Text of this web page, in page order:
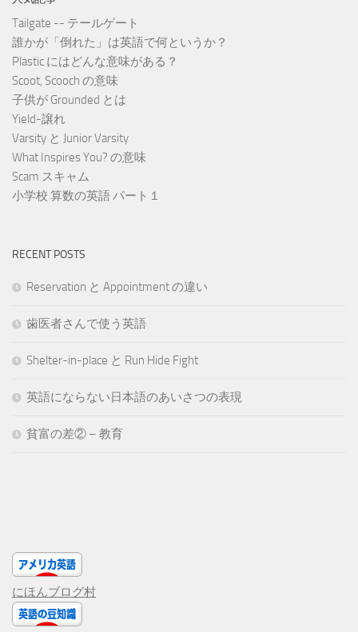
Tailgate -- テールゲート
誰かが「倒れた」は英語で何というか？
Plastic にはどんな意味がある？
Scoot, Scooch の意味
子供が Grounded とは
Yield-譲れ
Varsity と Junior Varsity
What Inspires You? の意味
Scam スキャム
小学校 算数の英語 パート１
RECENT POSTS
Reservation と Appointment の違い
歯医者さんで使う英語
Shelter-in-place と Run Hide Fight
英語にならない日本語のあいさつの表現
貧富の差② – 教育
にほんブログ村